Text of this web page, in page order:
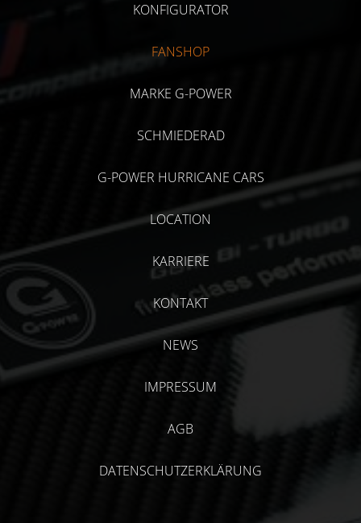
KONFIGURATOR
FANSHOP
MARKE G-POWER
SCHMIEDERAD
G-POWER HURRICANE CARS
LOCATION
KARRIERE
KONTAKT
NEWS
IMPRESSUM
AGB
DATENSCHUTZERKLÄRUNG